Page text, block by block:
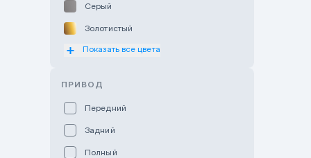
Серый
Золотистый
Оранжевый
Показать все цвета
ПРИВОД
Передний
Задний
Полный